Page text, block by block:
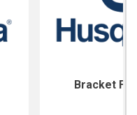
Bracket